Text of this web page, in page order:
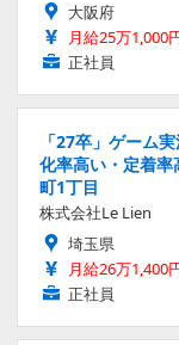
大阪府
月給25万1,000
正社員
「27卒」ゲーム
化率高い・定着
町1丁目
株式会社Le Lien
埼玉県
月給26万1,400
正社員